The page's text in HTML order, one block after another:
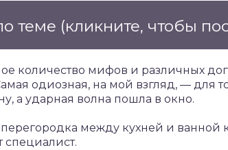
теме (кликните, чтобы
количество мифов и различных
одиозная, на мой взгляд, — для
а ударная волна пошла в окно.
между кухней и ванной
специалист.